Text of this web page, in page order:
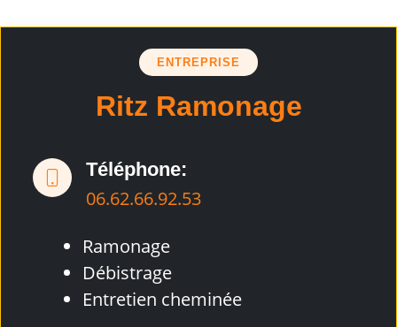
ENTREPRISE
Ritz Ramonage
Téléphone:
06.62.66.92.53
Ramonage
Débistrage
Entretien cheminée